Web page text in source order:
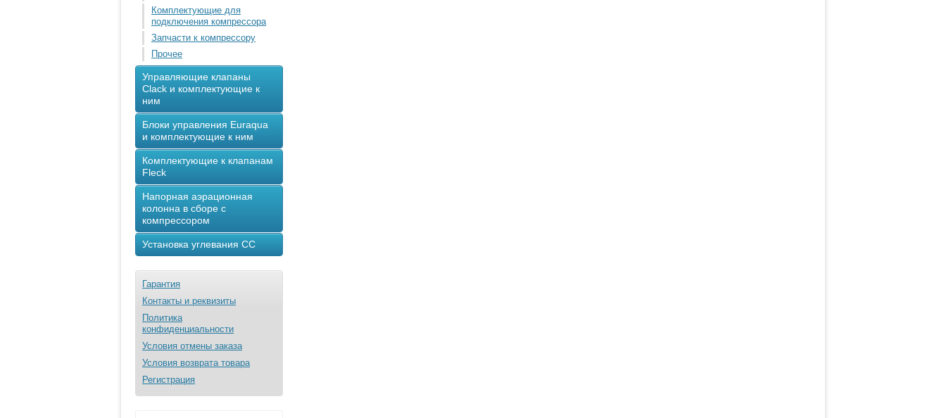
Комплектующие для
подключения компрессора
Запчасти к компрессору
Прочее
Управляющие клапаны
Clack и комплектующие к
ним
Блоки управления Euraqua
и комплектующие к ним
Комплектующие к клапанам
Fleck
Напорная аэрационная
колонна в сборе с
компрессором
Установка углевания СС
Гарантия
Контакты и реквизиты
Политика
конфиденциальности
Условия отмены заказа
Условия возврата товара
Регистрация